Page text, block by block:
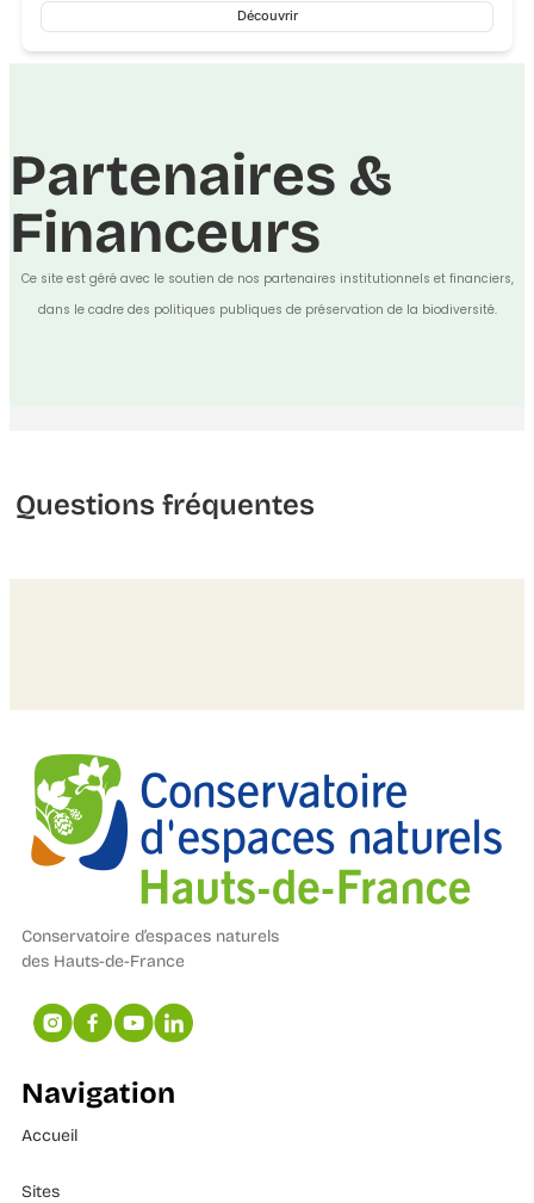
Découvrir
Partenaires &
Financeurs
Ce site est géré avec le soutien de nos partenaires institutionnels et financiers,
dans le cadre des politiques publiques de préservation de la biodiversité.
Questions fréquentes
Conservatoire d’espaces naturels
des Hauts-de-France
Navigation
Accueil
Sites